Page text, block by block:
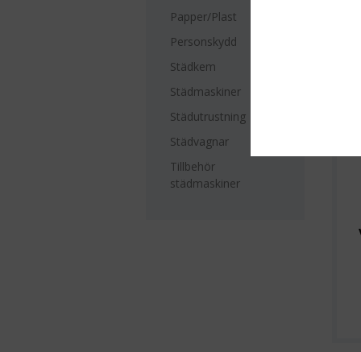
Papper/Plast
Personskydd
Städkem
Städmaskiner
Städutrustning
Städvagnar
Tillbehör
städmaskiner